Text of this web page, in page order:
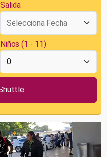
Salida
Niños (1 - 11)